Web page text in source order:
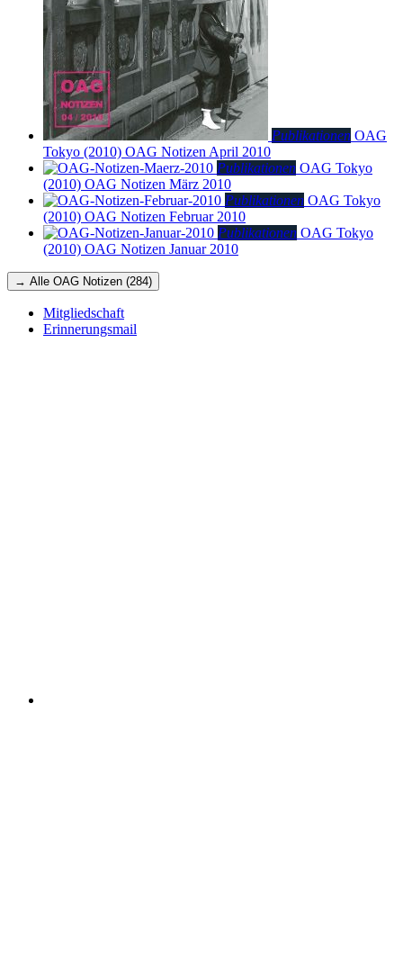
Publikationen OAG
Tokyo (2010) OAG Notizen April 2010
Publikationen OAG Tokyo
(2010) OAG Notizen März 2010
Publikationen OAG Tokyo
(2010) OAG Notizen Februar 2010
Publikationen OAG Tokyo
(2010) OAG Notizen Januar 2010
→ Alle OAG Notizen (284)
Mitgliedschaft
Erinnerungsmail